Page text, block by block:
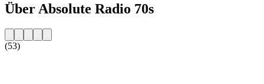
Über Absolute Radio 70s
(53)